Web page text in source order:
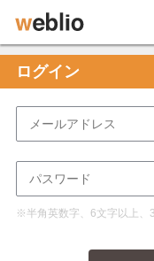
ログイン
※半角英数字、6文字以上、